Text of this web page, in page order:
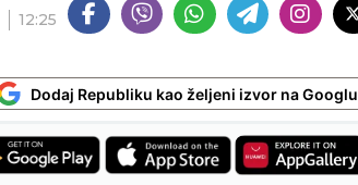
12:25
Dodaj Republiku kao željeni izvor na Googlu